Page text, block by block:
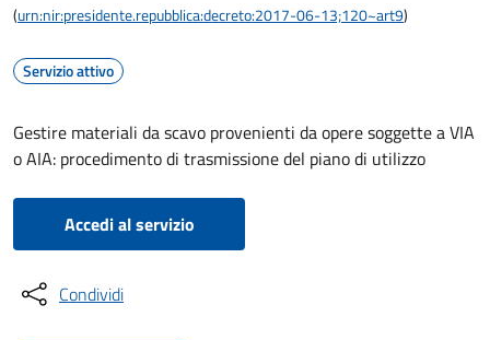
(urn:nir:presidente.repubblica:decreto:2017-06-13;120~art9)
Servizio attivo
Gestire materiali da scavo provenienti da opere soggette a VIA
o AIA: procedimento di trasmissione del piano di utilizzo
Accedi al servizio
Condividi